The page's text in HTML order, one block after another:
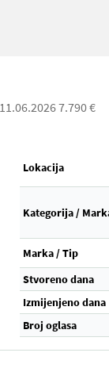
7.790 €
Lokacija
Kategorija /
Marka / Tip
Stvoreno dana
Izmijenjeno dana
Broj oglasa